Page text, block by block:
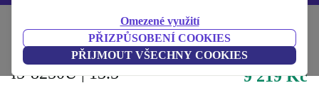
Omezené využití
PŘIZPŮSOBENÍ COOKIES
PŘIJMOUT VŠECHNY COOKIES
Notebooky Notebooky Microsoft
Microsoft Surface Laptop 2 |
i5-8250U | 13.5"
9 219 Kč